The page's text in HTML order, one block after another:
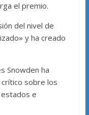
el premio.
del nivel de
y ha creado
Snowden ha
sobre los
e